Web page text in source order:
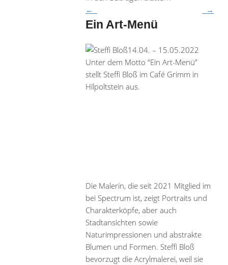
→
←
Ein Art-Menü
14.04. – 15.05.2022
Unter dem Motto “Ein Art-Menü”
stellt Steffi Bloß im Café Grimm in
Hilpoltstein aus.
Die Malerin, die seit 2021 Mitglied im
bei Spectrum ist, zeigt Portraits und
Charakterköpfe, aber auch
Stadtansichten sowie
Naturimpressionen und abstrakte
Blumen und Formen. Steffi Bloß
bevorzugt die Acrylmalerei, weil sie